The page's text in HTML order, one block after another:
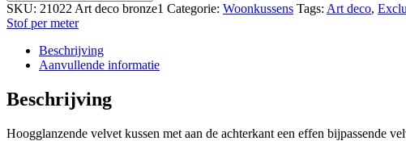
SKU: 21022 Art deco bronze1 Categorie: Woonkussens Tags: Art deco,
Stof per meter
Beschrijving
Aanvullende informatie
Beschrijving
Hoogglanzende velvet kussen met aan de achterkant een effen bijpassende